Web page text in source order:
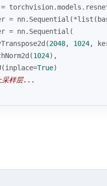
= nn.Sequential(*
list
= nn.Sequential(
2048, 1024,
1024),
True)
采样层...